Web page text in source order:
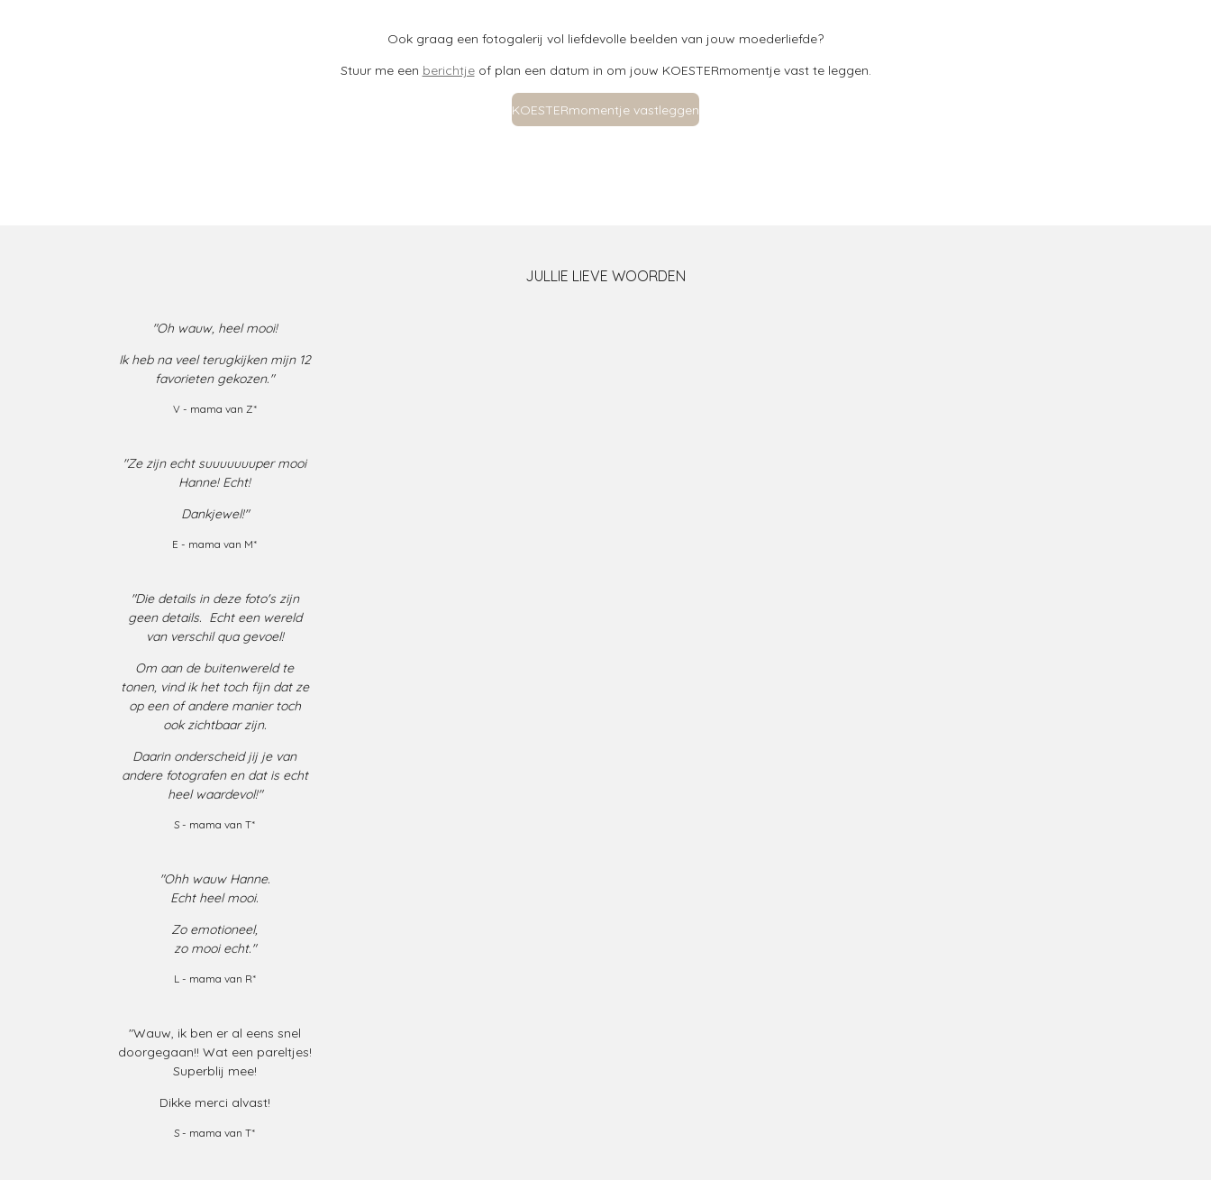
Ook graag een fotogalerij vol liefdevolle beelden van jouw moederliefde?
Stuur me een berichtjeof plan een datum in om jouw KOESTERmomentje vast te leggen.
KOESTERmomentje vastleggen
JULLIE LIEVE WOORDEN
"Oh wauw, heel mooi!
Ik heb na veel terugkijken mijn 12
favorieten gekozen."
V - mama van Z*
"Ze zijn echt suuuuuuuper mooi
Hanne! Echt!
Dankjewel!"
E - mama van M*
"Die details in deze foto's zijn
geen details. Echt een wereld
van verschil qua gevoel!
Om aan de buitenwereld te
tonen, vind ik het toch fijn dat ze
op een of andere manier toch
ook zichtbaar zijn.
Daarin onderscheid jij je van
andere fotografen en dat is echt
heel waardevol!"
S - mama van T*
"Ohh wauw Hanne.
Echt heel mooi.
Zo emotioneel,
zo mooi echt."
L - mama van R*
"Wauw, ik ben er al eens snel
doorgegaan!! Wat een pareltjes!
Superblij mee!
Dikke merci alvast!
S - mama van T*